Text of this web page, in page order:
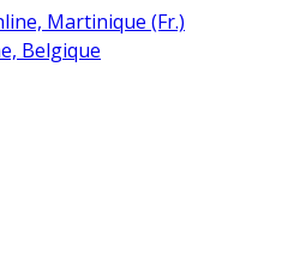
Martinique (Fr.)
Belgique